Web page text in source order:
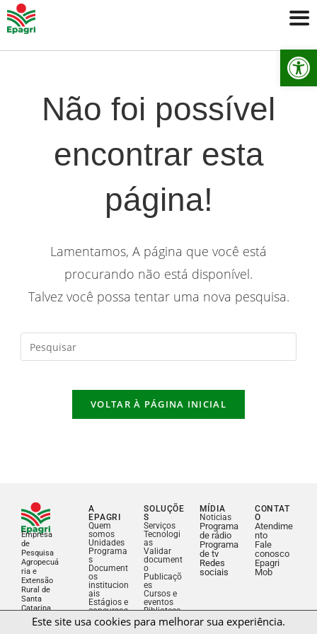
Não foi possível
encontrar esta
página!
Lamentamos, A página que você está
procurando não está disponível.
Talvez você possa tentar uma nova pesquisa.
VOLTAR À PÁGINA INICIAL
Empresa
de
Pesquisa
Agropecuá
ria e
Extensão
Rural de
Santa
Catarina
A
EPAGRI
Quem
somos
Unidades
Programa
s
Document
os
institucion
ais
Estágios e
concursos
Licitações
e
SOLUÇÕE
S
Serviços
Tecnologi
as
Validar
document
o
Publicaçõ
es
Cursos e
eventos
Biblioteca
MÍDIA
Noticias
Programa
de rádio
Programa
de tv
Redes
sociais
CONTAT
O
Atendime
nto
Fale
conosco
Epagri
Mob
Este site usa cookies para melhorar sua experiência.
Usaremos seus dados apenas para os fins com os quais você
consente.